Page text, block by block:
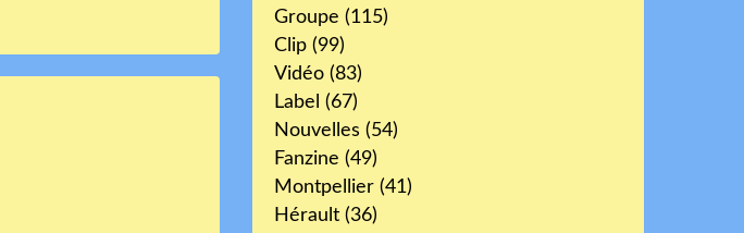
Groupe (115)
Clip (99)
Vidéo (83)
Label (67)
Nouvelles (54)
Fanzine (49)
Montpellier (41)
Hérault (36)